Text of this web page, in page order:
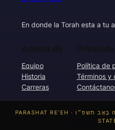
En donde la Torah esta a tu
Acerca de
Equipo
Historia
Carreras
Política de
Términos y
WordPress